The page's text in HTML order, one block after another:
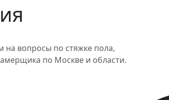
вопросы по стяжке пола,
по Москве и области.